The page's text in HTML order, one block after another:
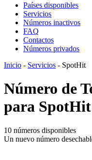
Países disponibles
Servicios
Números inactivos
FAQ
Contactos
Números privados
Inicio - Servicios - SpotHit
Número de
para SpotHit
10 números disponibles
Un nuevo número